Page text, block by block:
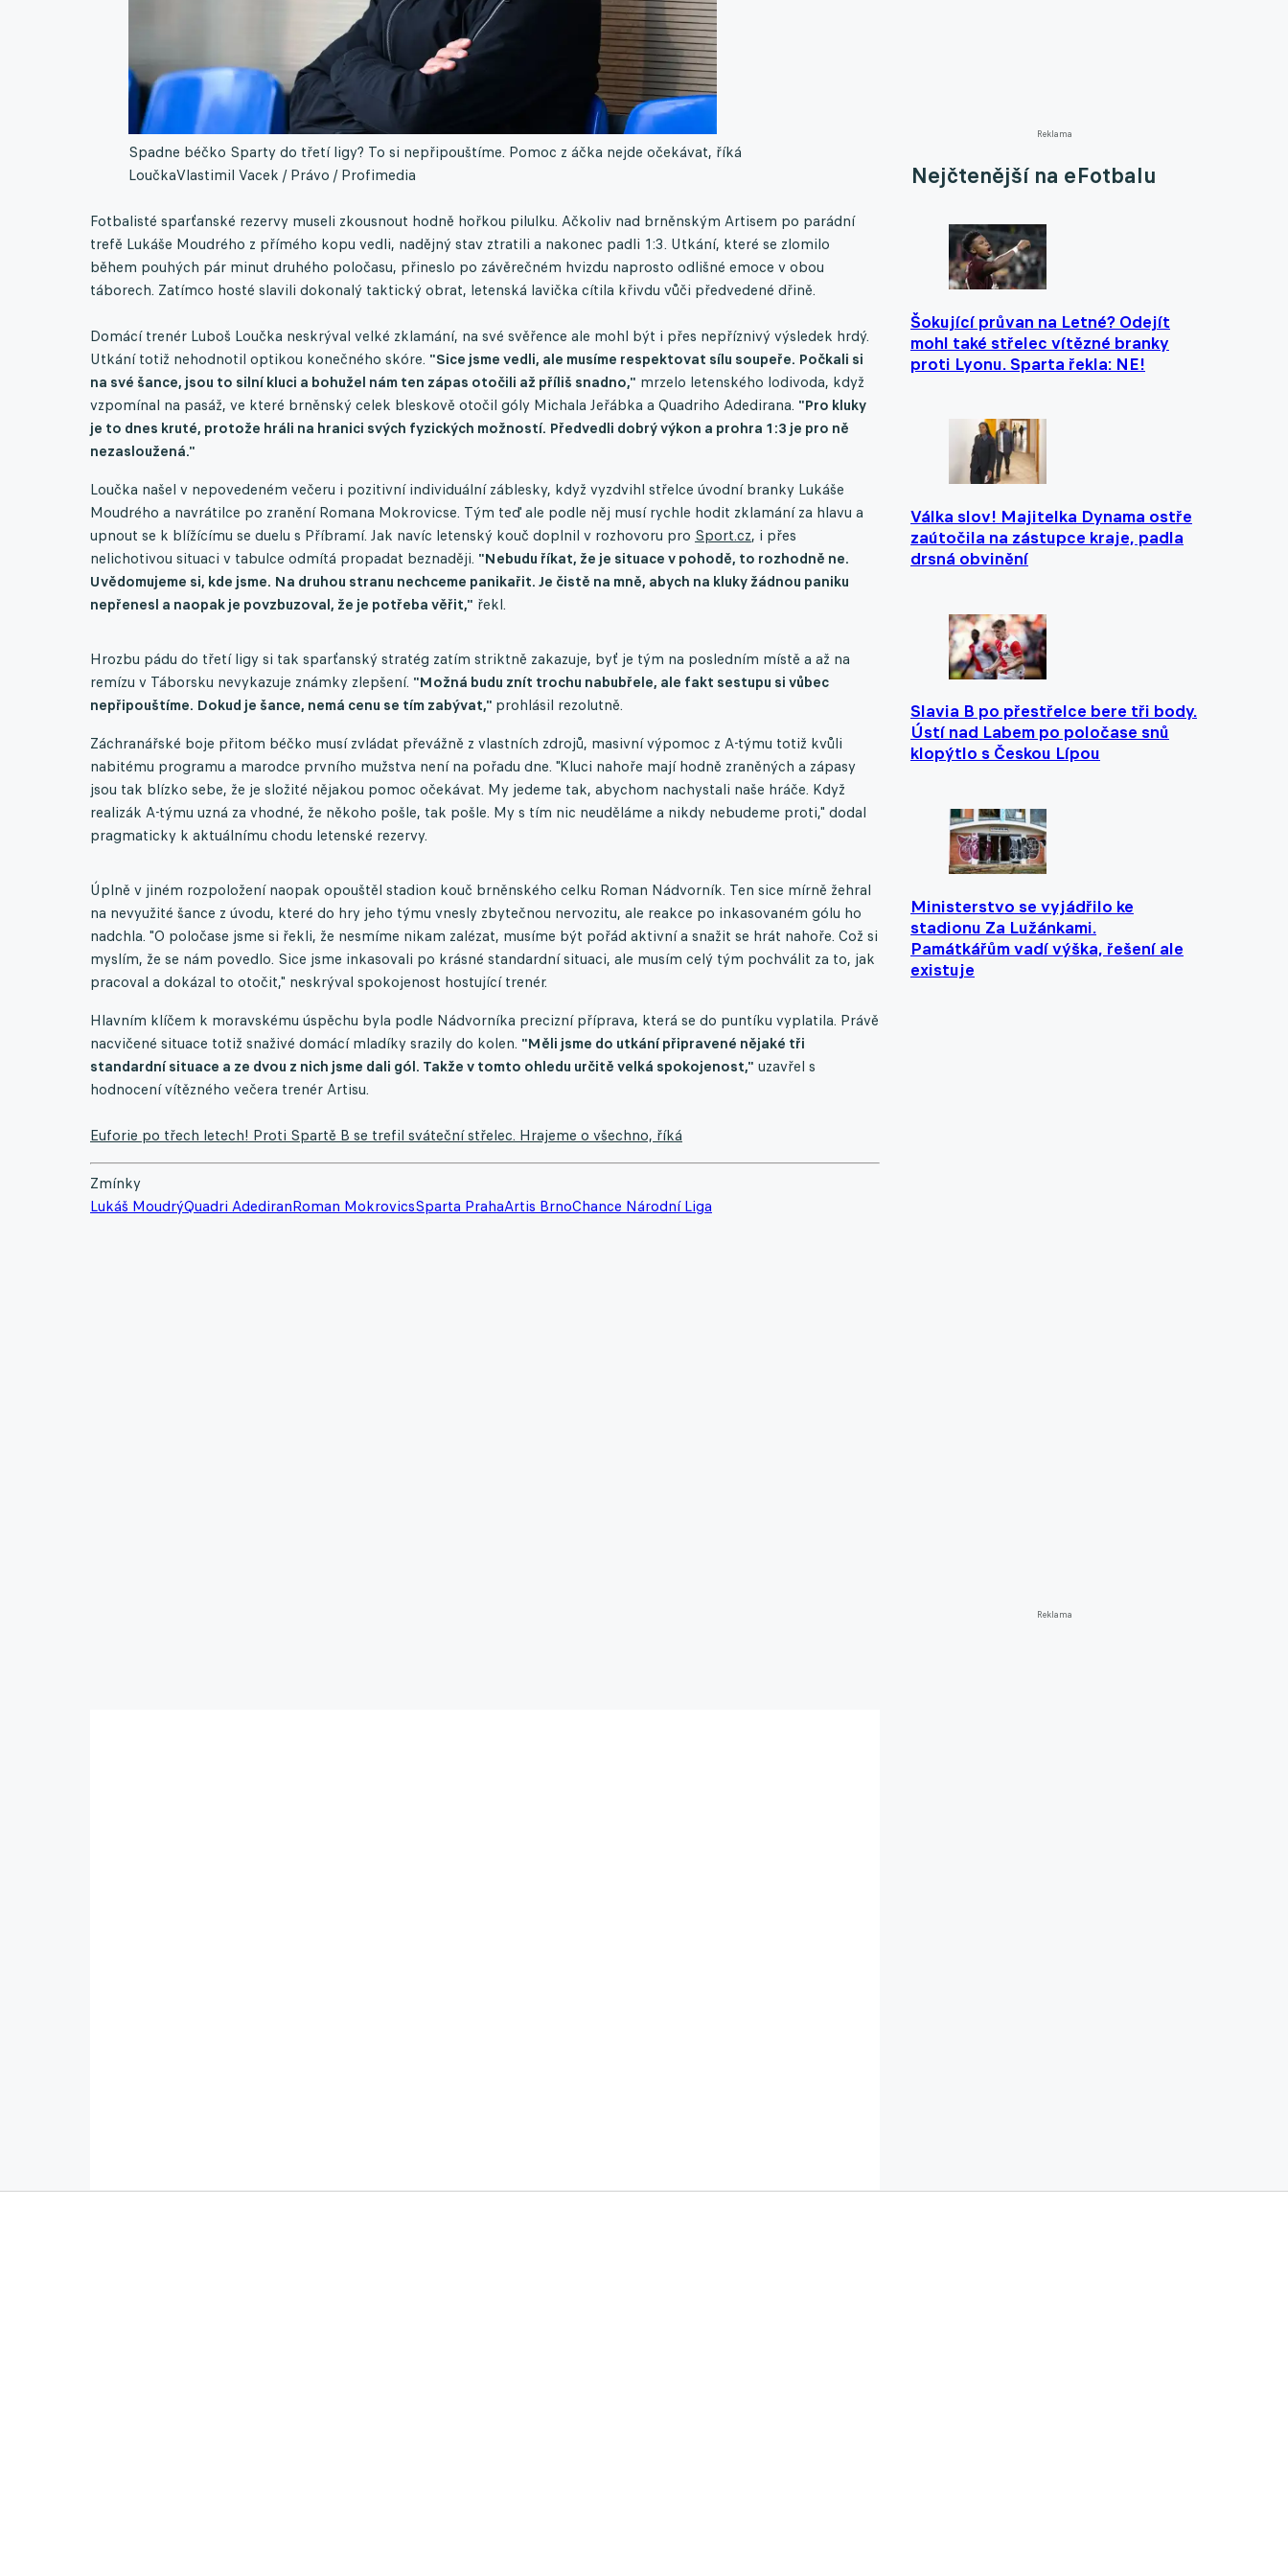
Reklama
Nejčtenější na eFotbalu
Šokující průvan na Letné? Odejít
mohl také střelec vítězné branky
proti Lyonu. Sparta řekla: NE!
Válka slov! Majitelka Dynama ostře
zaútočila na zástupce kraje, padla
drsná obvinění
Slavia B po přestřelce bere tři body.
Ústí nad Labem po poločase snů
klopýtlo s Českou Lípou
Ministerstvo se vyjádřilo ke
stadionu Za Lužánkami.
Památkářům vadí výška, řešení ale
existuje
Reklama
Spadne béčko Sparty do třetí ligy? To si nepřipouštíme. Pomoc z áčka nejde očekávat, říká
LoučkaVlastimil Vacek / Právo / Profimedia
Fotbalisté sparťanské rezervy museli zkousnout hodně hořkou pilulku. Ačkoliv nad brněnským Artisem po parádní
trefě Lukáše Moudrého z přímého kopu vedli, nadějný stav ztratili a nakonec padli 1:3. Utkání, které se zlomilo
během pouhých pár minut druhého poločasu, přineslo po závěrečném hvizdu naprosto odlišné emoce v obou
táborech. Zatímco hosté slavili dokonalý taktický obrat, letenská lavička cítila křivdu vůči předvedené dřině.
Domácí trenér Luboš Loučka neskrýval velké zklamání, na své svěřence ale mohl být i přes nepříznivý výsledek hrdý.
Utkání totiž nehodnotil optikou konečného skóre. "Sice jsme vedli, ale musíme respektovat sílu soupeře. Počkali si
na své šance, jsou to silní kluci a bohužel nám ten zápas otočili až příliš snadno," mrzelo letenského lodivoda, když
vzpomínal na pasáž, ve které brněnský celek bleskově otočil góly Michala Jeřábka a Quadriho Adedirana. "Pro kluky
je to dnes kruté, protože hráli na hranici svých fyzických možností. Předvedli dobrý výkon a prohra 1:3 je pro ně
nezasloužená."
Loučka našel v nepovedeném večeru i pozitivní individuální záblesky, když vyzdvihl střelce úvodní branky Lukáše
Moudrého a navrátilce po zranění Romana Mokrovicse. Tým teď ale podle něj musí rychle hodit zklamání za hlavu a
upnout se k blížícímu se duelu s Příbramí. Jak navíc letenský kouč doplnil v rozhovoru pro Sport.cz, i přes
nelichotivou situaci v tabulce odmítá propadat beznaději. "Nebudu říkat, že je situace v pohodě, to rozhodně ne.
Uvědomujeme si, kde jsme. Na druhou stranu nechceme panikařit. Je čistě na mně, abych na kluky žádnou paniku
nepřenesl a naopak je povzbuzoval, že je potřeba věřit," řekl.
Hrozbu pádu do třetí ligy si tak sparťanský stratég zatím striktně zakazuje, byť je tým na posledním místě a až na
remízu v Táborsku nevykazuje známky zlepšení. "Možná budu znít trochu nabubřele, ale fakt sestupu si vůbec
nepřipouštíme. Dokud je šance, nemá cenu se tím zabývat," prohlásil rezolutně.
Záchranářské boje přitom béčko musí zvládat převážně z vlastních zdrojů, masivní výpomoc z A-týmu totiž kvůli
nabitému programu a marodce prvního mužstva není na pořadu dne. "Kluci nahoře mají hodně zraněných a zápasy
jsou tak blízko sebe, že je složité nějakou pomoc očekávat. My jedeme tak, abychom nachystali naše hráče. Když
realizák A-týmu uzná za vhodné, že někoho pošle, tak pošle. My s tím nic neuděláme a nikdy nebudeme proti," dodal
pragmaticky k aktuálnímu chodu letenské rezervy.
Úplně v jiném rozpoložení naopak opouštěl stadion kouč brněnského celku Roman Nádvorník. Ten sice mírně žehral
na nevyužité šance z úvodu, které do hry jeho týmu vnesly zbytečnou nervozitu, ale reakce po inkasovaném gólu ho
nadchla. "O poločase jsme si řekli, že nesmíme nikam zalézat, musíme být pořád aktivní a snažit se hrát nahoře. Což si
myslím, že se nám povedlo. Sice jsme inkasovali po krásné standardní situaci, ale musím celý tým pochválit za to, jak
pracoval a dokázal to otočit," neskrýval spokojenost hostující trenér.
Hlavním klíčem k moravskému úspěchu byla podle Nádvorníka precizní příprava, která se do puntíku vyplatila. Právě
nacvičené situace totiž snaživé domácí mladíky srazily do kolen. "Měli jsme do utkání připravené nějaké tři
standardní situace a ze dvou z nich jsme dali gól. Takže v tomto ohledu určitě velká spokojenost," uzavřel s
hodnocení vítězného večera trenér Artisu.
Euforie po třech letech! Proti Spartě B se trefil sváteční střelec. Hrajeme o všechno, říká
Zmínky
Lukáš MoudrýQuadri AdediranRoman MokrovicsSparta PrahaArtis BrnoChance Národní Liga